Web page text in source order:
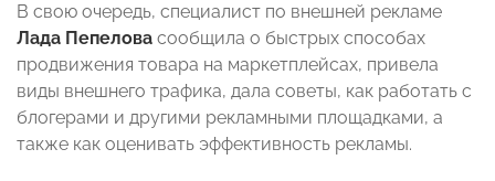
В свою очередь, специалист по внешней рекламе
Лада Пепелова сообщила о быстрых способах
продвижения товара на маркетплейсах, привела
виды внешнего трафика, дала советы, как работать с
блогерами и другими рекламными площадками, а
также как оценивать эффективность рекламы.